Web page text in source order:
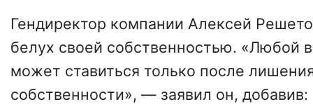
Гендиректор компании Алексей
белух своей собственностью. «Любой
может ставиться только после
собственности», ― заявил он,